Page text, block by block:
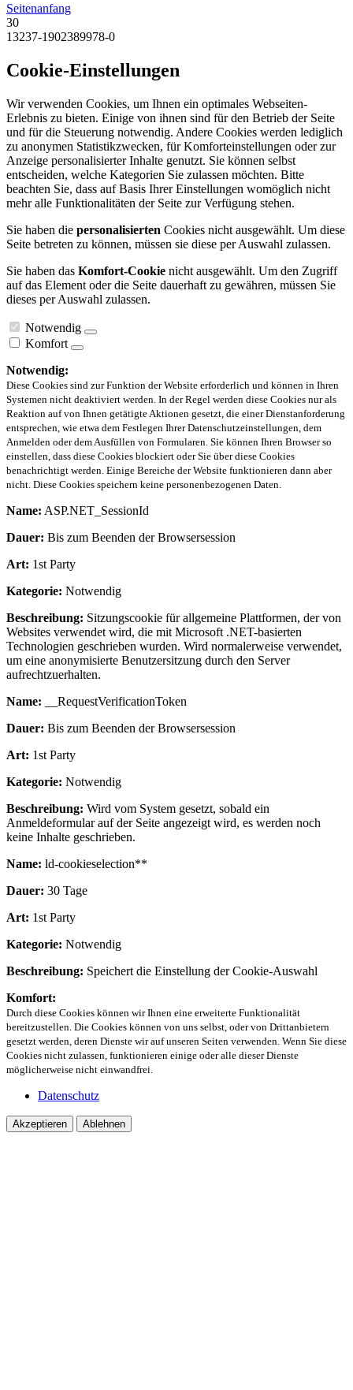
Seitenanfang
30
13237-1902389978-0
Cookie-Einstellungen
Wir verwenden Cookies, um Ihnen ein optimales Webseiten-
Erlebnis zu bieten. Einige von ihnen sind für den Betrieb der Seite
und für die Steuerung notwendig. Andere Cookies werden lediglich
zu anonymen Statistikzwecken, für Komforteinstellungen oder zur
Anzeige personalisierter Inhalte genutzt. Sie können selbst
entscheiden, welche Kategorien Sie zulassen möchten. Bitte
beachten Sie, dass auf Basis Ihrer Einstellungen womöglich nicht
mehr alle Funktionalitäten der Seite zur Verfügung stehen.
Sie haben die personalisierten Cookies nicht ausgewählt. Um diese
Seite betreten zu können, müssen sie diese per Auswahl zulassen.
Sie haben das Komfort-Cookie nicht ausgewählt. Um den Zugriff
auf das Element oder die Seite dauerhaft zu gewähren, müssen Sie
dieses per Auswahl zulassen.
Notwendig
Komfort
Notwendig:
Diese Cookies sind zur Funktion der Website erforderlich und können in Ihren
Systemen nicht deaktiviert werden. In der Regel werden diese Cookies nur als
Reaktion auf von Ihnen getätigte Aktionen gesetzt, die einer Dienstanforderung
entsprechen, wie etwa dem Festlegen Ihrer Datenschutzeinstellungen, dem
Anmelden oder dem Ausfüllen von Formularen. Sie können Ihren Browser so
einstellen, dass diese Cookies blockiert oder Sie über diese Cookies
benachrichtigt werden. Einige Bereiche der Website funktionieren dann aber
nicht. Diese Cookies speichern keine personenbezogenen Daten.
Name: ASP.NET_SessionId
Dauer: Bis zum Beenden der Browsersession
Art: 1st Party
Kategorie: Notwendig
Beschreibung: Sitzungscookie für allgemeine Plattformen, der von
Websites verwendet wird, die mit Microsoft .NET-basierten
Technologien geschrieben wurden. Wird normalerweise verwendet,
um eine anonymisierte Benutzersitzung durch den Server
aufrechtzuerhalten.
Name: __RequestVerificationToken
Dauer: Bis zum Beenden der Browsersession
Art: 1st Party
Kategorie: Notwendig
Beschreibung: Wird vom System gesetzt, sobald ein
Anmeldeformular auf der Seite angezeigt wird, es werden noch
keine Inhalte geschrieben.
Name: ld-cookieselection**
Dauer: 30 Tage
Art: 1st Party
Kategorie: Notwendig
Beschreibung: Speichert die Einstellung der Cookie-Auswahl
Komfort:
Durch diese Cookies können wir Ihnen eine erweiterte Funktionalität
bereitzustellen. Die Cookies können von uns selbst, oder von Drittanbietern
gesetzt werden, deren Dienste wir auf unseren Seiten verwenden. Wenn Sie diese
Cookies nicht zulassen, funktionieren einige oder alle dieser Dienste
möglicherweise nicht einwandfrei.
Datenschutz
Akzeptieren Ablehnen